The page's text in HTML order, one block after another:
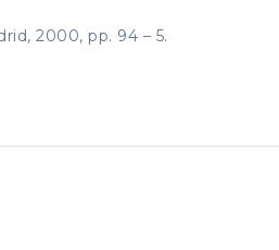
2000, pp. 94 – 5.